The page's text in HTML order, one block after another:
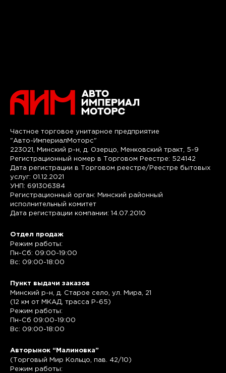
Частное торговое унитарное предприятие
"Авто-ИмпериалМоторс"
223021, Минский р-н, д. Озерцо, Менковский тракт, 5-9
Регистрационный номер в Торговом Реестре: 524142
Дата регистрации в Торговом реестре/Реестре бытовых
услуг: 01.12.2021
УНП: 691306384
Регистрационный орган: Минский районный
исполнительный комитет
Дата регистрации компании: 14.07.2010
Отдел продаж
Режим работы:
Пн-Сб: 09:00-19:00
Вс: 09:00-18:00
Пункт выдачи заказов
Минский р-н, д. Старое село, ул. Мира, 21
(12 км от МКАД, трасса P-65)
Режим работы:
Пн-Сб 09:00-19:00
Вс: 09:00-18:00
Авторынок “Малиновка”
(Торговый Мир Кольцо, пав. 42/10)
Режим работы: